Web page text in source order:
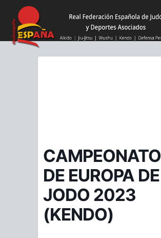
este
sitio
web
CAMPEONATO
DE EUROPA DE
JODO 2023
(KENDO)